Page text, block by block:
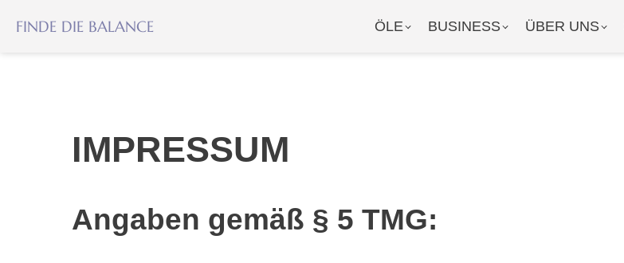
InhaltFINDE DIE BALANCE ÖLE BUSINESS ÜBER UNS
IMPRESSUM
Angaben gemäß § 5 TMG: